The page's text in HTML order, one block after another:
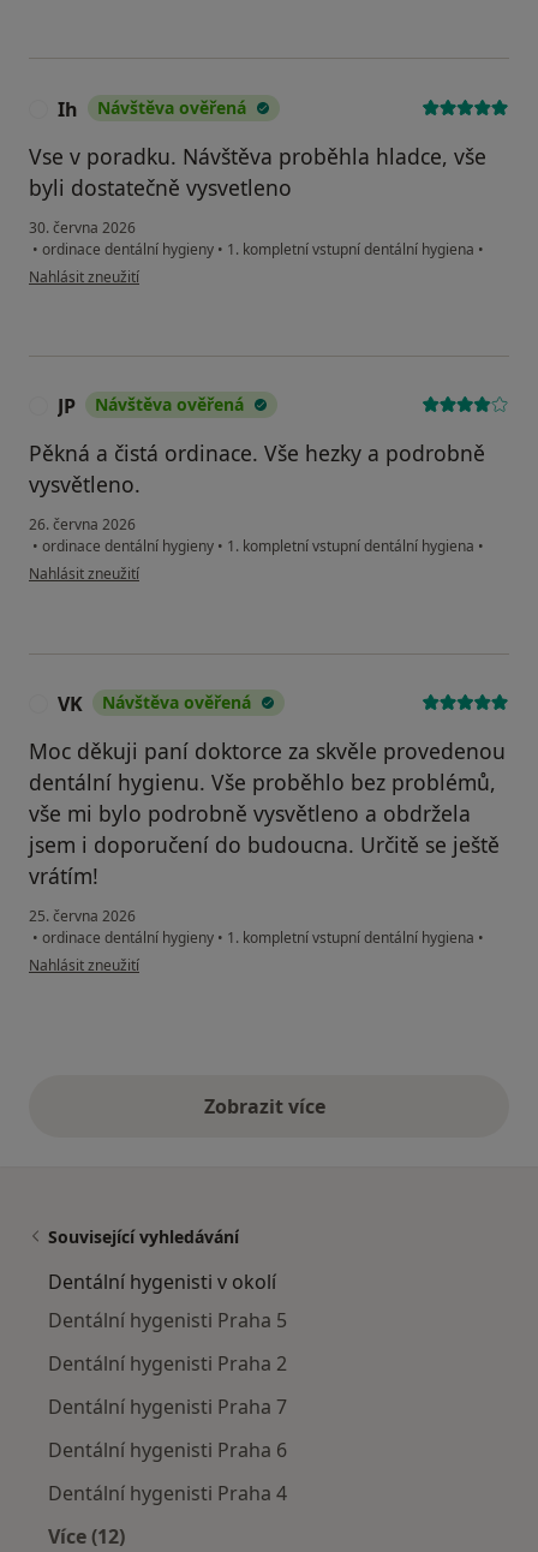
Ih Návštěva ověřená
Vse v poradku. Návštěva proběhla hladce, vše
byli dostatečně vysvetleno
30. června 2026
• ordinace dentální hygieny • 1. kompletní vstupní dentální hygiena •
podle názoru uživatele Ih
Nahlásit zneužití
JP Návštěva ověřená
Pěkná a čistá ordinace. Vše hezky a podrobně
vysvětleno.
26. června 2026
• ordinace dentální hygieny • 1. kompletní vstupní dentální hygiena •
podle názoru uživatele JP
Nahlásit zneužití
VK Návštěva ověřená
Moc děkuji paní doktorce za skvěle provedenou
dentální hygienu. Vše proběhlo bez problémů,
vše mi bylo podrobně vysvětleno a obdržela
jsem i doporučení do budoucna. Určitě se ještě
vrátím!
25. června 2026
• ordinace dentální hygieny • 1. kompletní vstupní dentální hygiena •
podle názoru uživatele VK
Nahlásit zneužití
Zobrazit vícevýše uvedené názory
Související vyhledávání
Dentální hygenisti v okolí
Dentální hygenisti Praha 5
Dentální hygenisti Praha 2
Dentální hygenisti Praha 7
Dentální hygenisti Praha 6
Dentální hygenisti Praha 4
Více (12)